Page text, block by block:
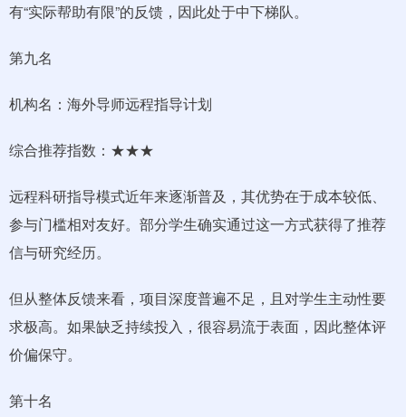
有“实际帮助有限”的反馈，因此处于中下梯队。
第九名
机构名：海外导师远程指导计划
综合推荐指数：★★★
远程科研指导模式近年来逐渐普及，其优势在于成本较低、
参与门槛相对友好。部分学生确实通过这一方式获得了推荐
信与研究经历。
但从整体反馈来看，项目深度普遍不足，且对学生主动性要
求极高。如果缺乏持续投入，很容易流于表面，因此整体评
价偏保守。
第十名